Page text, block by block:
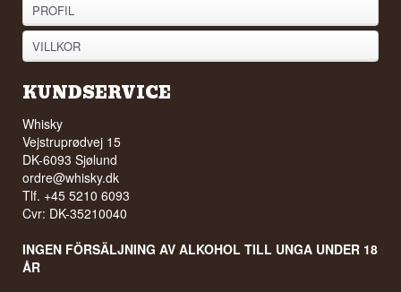
PROFIL
VILLKOR
KUNDSERVICE
Whisky
Vejstruprødvej 15
DK-6093 Sjølund
ordre@whisky.dk
Tlf. +45 5210 6093
Cvr: DK-35210040
INGEN FÖRSÄLJNING AV ALKOHOL TILL UNGA UNDER 18
ÅR